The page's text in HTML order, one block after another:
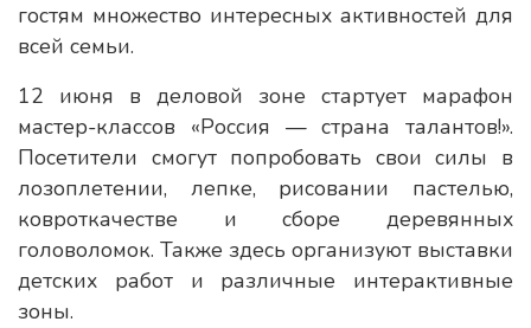
гостям множество интересных активностей для
всей семьи.
12 июня в деловой зоне стартует марафон
мастер-классов «Россия — страна талантов!».
Посетители смогут попробовать свои силы в
лозоплетении, лепке, рисовании пастелью,
ковроткачестве и сборе деревянных
головоломок. Также здесь организуют выставки
детских работ и различные интерактивные
зоны.